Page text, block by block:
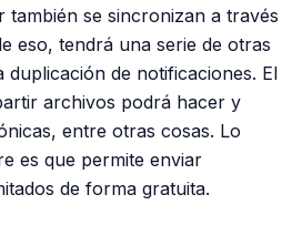
también se sincronizan a través
eso, tendrá una serie de otras
duplicación de notificaciones. El
archivos podrá hacer y
entre otras cosas. Lo
es que permite enviar
de forma gratuita.